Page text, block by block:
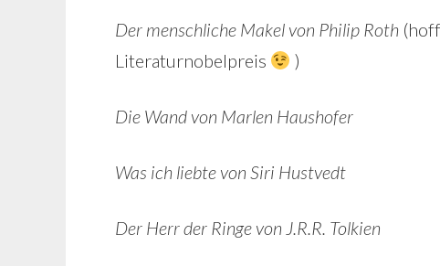
Der menschliche Makel von Philip Roth
Literaturnobelpreis
)
Die Wand von Marlen Haushofer
Was ich liebte von Siri Hustvedt
Der Herr der Ringe von J.R.R. Tolkien